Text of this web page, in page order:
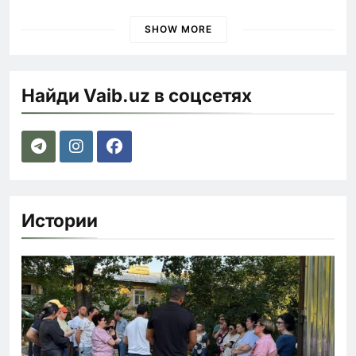
SHOW MORE
Найди Vaib.uz в соцсетях
Истории